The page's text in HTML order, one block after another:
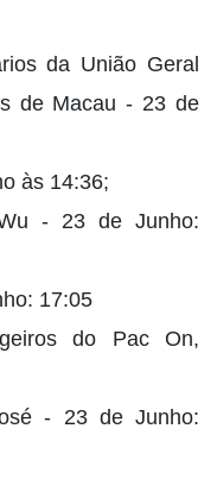
da União Geral
de Macau - 23 de
às 14:36;
- 23 de Junho:
17:05
do Pac On,
- 23 de Junho: